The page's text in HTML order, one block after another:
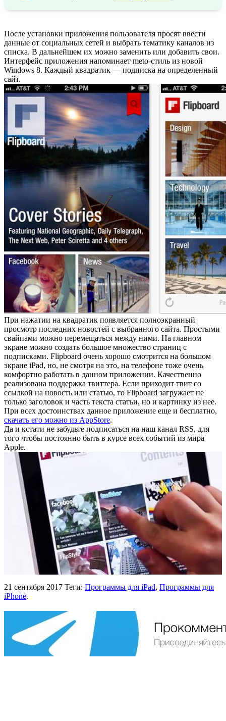
После установки приложения пользователя просят ввести
данные от социальных сетей и выбрать тематику каналов из
списка. В дальнейшем их можно заменить или добавить свои.
Интерфейс приложения напоминает meto-стиль из новой
Windows 8. Каждый квадратик — подписка на определенный
сайт.
При нажатии на квадратик появляется полноэкранный
просмотр последних новостей с выбранного сайта. Простыми
свайпами можно перемещаться между ними. На главном
экране можно создать большое множество страниц с
подписками. Flipboard очень хорошо смотрится на большом
экране iPad, но, не смотря на это, на телефоне тоже очень
комфортно работать в данном приложении. Качественно
реализована поддержка твиттера. Если приходит твит со
ссылкой на новость или статью, то Flipboard загружает не
только заголовок и часть текста статьи, но и картинку из нее.
При всех достоинствах данное приложение еще и бесплатно,
скачать его можно из AppStore.
Да и кстати не забудьте подписаться на наш канал RSS, для
того чтобы постоянно быть в курсе всех событий из мира
Apple.
21 сентября 2017 Теги: Программы для iPad, Программы для
iPhone.